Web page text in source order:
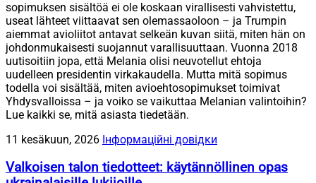
sopimuksen sisältöä ei ole koskaan virallisesti vahvistettu,
useat lähteet viittaavat sen olemassaoloon – ja Trumpin
aiemmat avioliitot antavat selkeän kuvan siitä, miten hän on
johdonmukaisesti suojannut varallisuuttaan. Vuonna 2018
uutisoitiin jopa, että Melania olisi neuvotellut ehtoja
uudelleen presidentin virkakaudella. Mutta mitä sopimus
todella voi sisältää, miten avioehtosopimukset toimivat
Yhdysvalloissa – ja voiko se vaikuttaa Melanian valintoihin?
Lue kaikki se, mitä asiasta tiedetään.
11 kesäkuun, 2026 Інформаційні довідки
Valkoisen talon tiedotteet: käytännöllinen opas